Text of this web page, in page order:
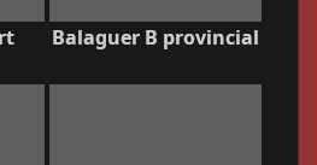
Balaguer B provincial